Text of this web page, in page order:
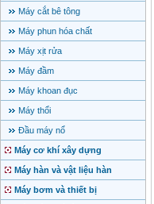
Máy cắt bê tông
Máy phun hóa chất
Máy xịt rửa
Máy đầm
Máy khoan đục
Máy thổi
Đầu máy nổ
Máy cơ khí xây dựng
Máy hàn và vật liệu hàn
Máy bơm và thiết bị